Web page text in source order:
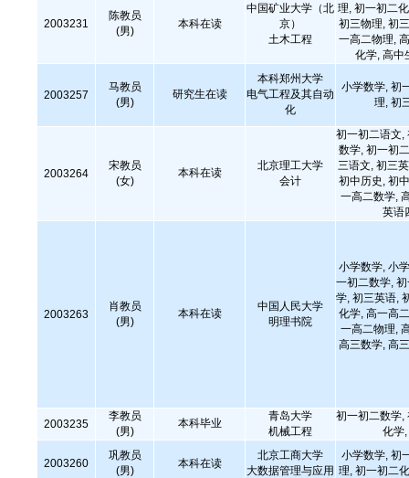
2003231
陈教员
(男)
本科在读
中国矿业大学（北
京）
土木工程
理, 初一初二
初三物理, 初
一高二物理,
化学, 高中
2003257
马教员
(男)
研究生在读
本科郑州大学
电气工程及其自动
化
小学数学, 初
理, 初
2003264
宋教员
(女)
本科在读
北京理工大学
会计
初一初二语文,
数学, 初一初
三语文, 初三
初中历史, 初
一高二数学,
英语
2003263
肖教员
(男)
本科在读
中国人民大学
明理书院
小学数学, 小
一初二数学,
学, 初三英语,
化学, 高一高
一高二物理,
高三数学, 高
2003235
李教员
(男)
本科毕业
青岛大学
机械工程
初一初二数学,
化学
2003260
巩教员
(男)
本科在读
北京工商大学
大数据管理与应用
小学数学, 初
理, 初一初二